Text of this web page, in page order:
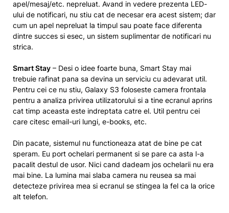
apel/mesaj/etc. nepreluat. Avand in vedere prezenta LED-
ului de notificari, nu stiu cat de necesar era acest sistem; dar
cum un apel nepreluat la timpul sau poate face diferenta
dintre succes si esec, un sistem suplimentar de notificari nu
strica.
Smart Stay – Desi o idee foarte buna, Smart Stay mai
trebuie rafinat pana sa devina un serviciu cu adevarat util.
Pentru cei ce nu stiu, Galaxy S3 foloseste camera frontala
pentru a analiza privirea utilizatorului si a tine ecranul aprins
cat timp aceasta este indreptata catre el. Util pentru cei
care citesc email-uri lungi, e-books, etc.
Din pacate, sistemul nu functioneaza atat de bine pe cat
speram. Eu port ochelari permanent si se pare ca asta l-a
pacalit destul de usor. Nici cand dadeam jos ochelarii nu era
mai bine. La lumina mai slaba camera nu reusea sa mai
detecteze privirea mea si ecranul se stingea la fel ca la orice
alt telefon.